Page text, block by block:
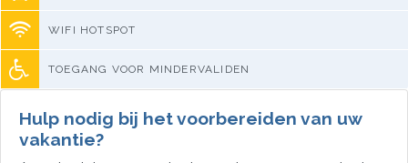
WIFI HOTSPOT
TOEGANG VOOR MINDERVALIDEN
Hulp nodig bij het voorbereiden van uw
vakantie?